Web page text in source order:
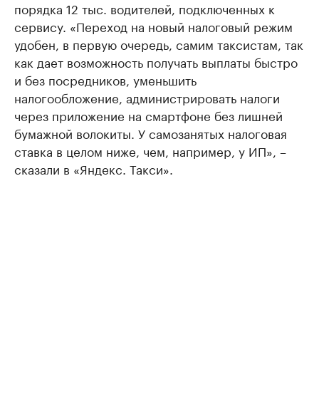
порядка 12 тыс. водителей, подключенных к
сервису. «Переход на новый налоговый режим
удобен, в первую очередь, самим таксистам, так
как дает возможность получать выплаты быстро
и без посредников, уменьшить
налогообложение, администрировать налоги
через приложение на смартфоне без лишней
бумажной волокиты. У самозанятых налоговая
ставка в целом ниже, чем, например, у ИП», –
сказали в «Яндекс. Такси».